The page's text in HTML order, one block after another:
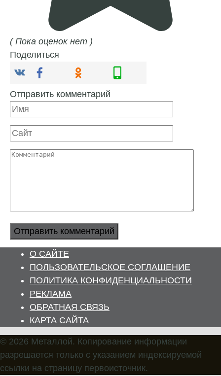
( Пока оценок нет )
Поделиться
Отправить комментарий
Имя
Сайт
Комментарий
О САЙТЕ
ПОЛЬЗОВАТЕЛЬСКОЕ СОГЛАШЕНИЕ
ПОЛИТИКА КОНФИДЕНЦИАЛЬНОСТИ
РЕКЛАМА
ОБРАТНАЯ СВЯЗЬ
КАРТА САЙТА
© 2026 Металлой. Копирование информации
разрешается только с указанием индексируемой
ссылки на страницу первоисточник.